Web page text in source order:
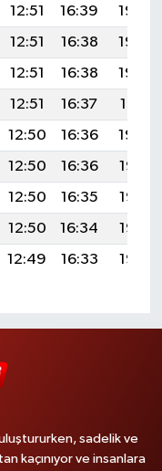
12:51 16:39
19:45
12:51 16:38
19:44
12:51 16:38
19:42
12:51 16:37
19:41
12:50 16:36
19:39
12:50 16:36
19:38
12:50 16:35
19:36
12:50 16:34
19:35
12:49 16:33 19:33
sadelik ve
kaçınıyor ve insanlara